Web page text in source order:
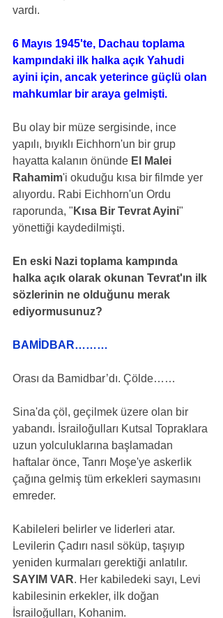
vardı.
6 Mayıs 1945'te, Dachau toplama
kampındaki ilk halka açık Yahudi
ayini için, ancak yeterince güçlü olan
mahkumlar bir araya gelmişti.
Bu olay bir müze sergisinde, ince
yapılı, bıyıklı Eichhorn'un bir grup
hayatta kalanın önünde El Malei
Rahamim'i okuduğu kısa bir filmde yer
alıyordu. Rabi Eichhorn'un Ordu
raporunda, " Kısa Bir Tevrat Ayini"
yönettiği kaydedilmişti.
En eski Nazi toplama kampında
halka açık olarak okunan Tevrat'ın ilk
sözlerinin ne olduğunu merak
ediyormusunuz?
BAMİDBAR………
Orası da Bamidbar’dı. Çölde……
Sina'da çöl, geçilmek üzere olan bir
yabandı. İsrailoğulları Kutsal Topraklara
uzun yolculuklarına başlamadan
haftalar önce, Tanrı Moşe'ye askerlik
çağına gelmiş tüm erkekleri saymasını
emreder.
Kabileleri belirler ve liderleri atar.
Levilerin Çadırı nasıl söküp, taşıyıp
yeniden kurmaları gerektiği anlatılır.
SAYIM VAR. Her kabiledeki sayı, Levi
kabilesinin erkekler, ilk doğan
İsrailoğulları, Kohanim.